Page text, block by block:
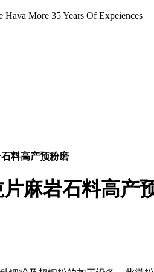
Hava More 35 Years Of Expeiences
料高产预粉磨
片麻岩石料高产